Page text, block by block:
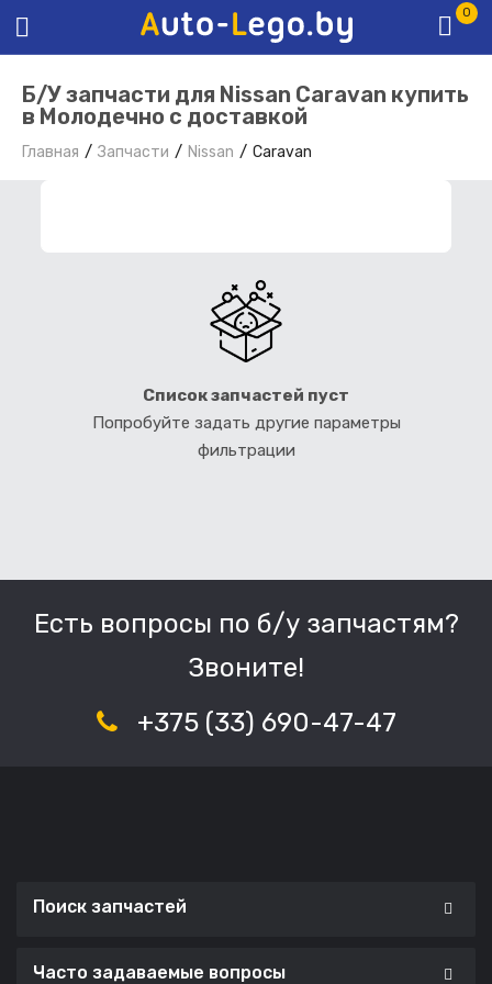
0
Б/У запчасти для Nissan Caravan купить
в Молодечно с доставкой
Главная Запчасти Nissan Caravan
Список запчастей пуст
Попробуйте задать другие параметры
фильтрации
Есть вопросы по б/у запчастям?
Звоните!
+375 (33) 690-47-47
Поиск запчастей
Часто задаваемые вопросы